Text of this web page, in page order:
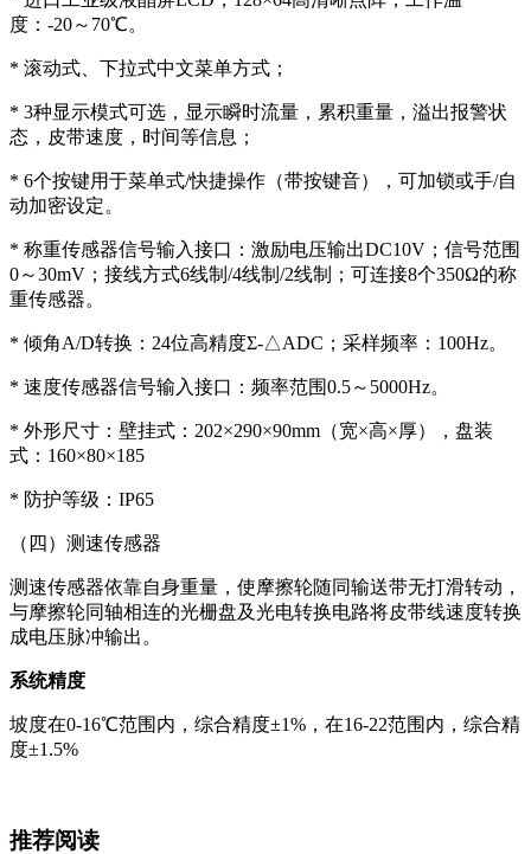
度：-20～70℃。
* 滚动式、下拉式中文菜单方式；
* 3种显示模式可选，显示瞬时流量，累积重量，溢出报警状
态，皮带速度，时间等信息；
* 6个按键用于菜单式/快捷操作（带按键音），可加锁或手/自
动加密设定。
* 称重传感器信号输入接口：激励电压输出DC10V；信号范围
0～30mV；接线方式6线制/4线制/2线制；可连接8个350Ω的称
重传感器。
* 倾角A/D转换：24位高精度Σ-△ADC；采样频率：100Hz。
* 速度传感器信号输入接口：频率范围0.5～5000Hz。
* 外形尺寸：壁挂式：202×290×90mm（宽×高×厚），盘装
式：160×80×185
* 防护等级：IP65
（四）测速传感器
测速传感器依靠自身重量，使摩擦轮随同输送带无打滑转动，
与摩擦轮同轴相连的光栅盘及光电转换电路将皮带线速度转换
成电压脉冲输出。
系统精度
坡度在0-16℃范围内，综合精度±1%，在16-22范围内，综合精
度±1.5%
推荐阅读